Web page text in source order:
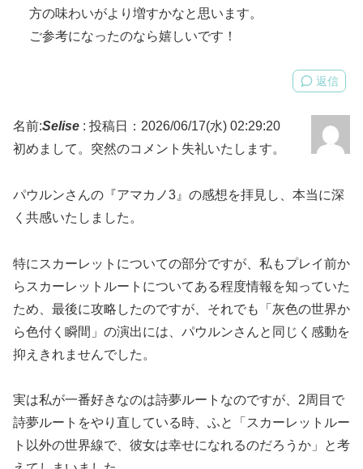
方の味わいがより増すかなと思います。
ご参考になったのなら嬉しいです！
返信
名前:Selise : 投稿日：2026/06/17(水) 02:29:20
初めまして。突然のコメント失礼いたします。
パウルンさんの『アマカノ3』の感想を拝見し、本当に深
く共感いたしました。
特にスカーレットについての部分ですが、私もプレイ前か
らスカーレットルートについてある程度情報を知っていた
ため、最後に攻略したのですが、それでも「灰色の世界か
ら色付く瞬間」の演出には、パウルンさんと同じく感動を
抑えきれませんでした。
実は私が一番好きなのは詩夢ルートなのですが、2周目で
詩夢ルートをやり直している時、ふと「スカーレットルー
ト以外の世界線で、彼女は幸せになれるのだろうか」と考